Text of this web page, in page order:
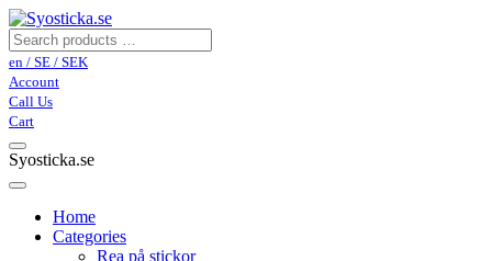
en / SE / SEK
Account
Call Us
Cart
Syosticka.se
Home
Categories
Rea på stickor